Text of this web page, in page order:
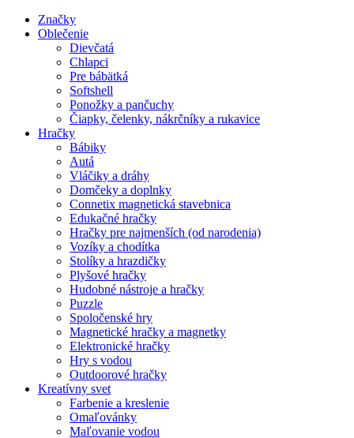
Značky
Oblečenie
Dievčatá
Chlapci
Pre bábätká
Softshell
Ponožky a pančuchy
Čiapky, čelenky, nákrčníky a rukavice
Hračky
Bábiky
Autá
Vláčiky a dráhy
Domčeky a doplnky
Connetix magnetická stavebnica
Edukačné hračky
Hračky pre najmenších (od narodenia)
Vozíky a chodítka
Stolíky a hrazdičky
Plyšové hračky
Hudobné nástroje a hračky
Puzzle
Spoločenské hry
Magnetické hračky a magnetky
Elektronické hračky
Hry s vodou
Outdoorové hračky
Kreatívny svet
Farbenie a kreslenie
Omaľovánky
Maľovanie vodou